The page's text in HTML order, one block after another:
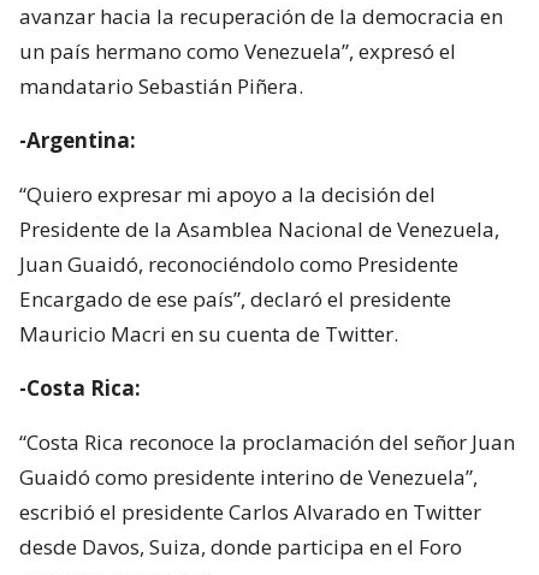
avanzar hacia la recuperación de la democracia en
un país hermano como Venezuela”, expresó el
mandatario Sebastián Piñera.
-Argentina:
“Quiero expresar mi apoyo a la decisión del
Presidente de la Asamblea Nacional de Venezuela,
Juan Guaidó, reconociéndolo como Presidente
Encargado de ese país”, declaró el presidente
Mauricio Macri en su cuenta de Twitter.
-Costa Rica:
“Costa Rica reconoce la proclamación del señor Juan
Guaidó como presidente interino de Venezuela”,
escribió el presidente Carlos Alvarado en Twitter
desde Davos, Suiza, donde participa en el Foro